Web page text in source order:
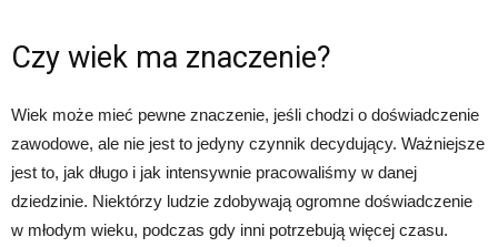
Czy wiek ma znaczenie?
Wiek może mieć pewne znaczenie, jeśli chodzi o doświadczenie
zawodowe, ale nie jest to jedyny czynnik decydujący. Ważniejsze
jest to, jak długo i jak intensywnie pracowaliśmy w danej
dziedzinie. Niektórzy ludzie zdobywają ogromne doświadczenie
w młodym wieku, podczas gdy inni potrzebują więcej czasu.